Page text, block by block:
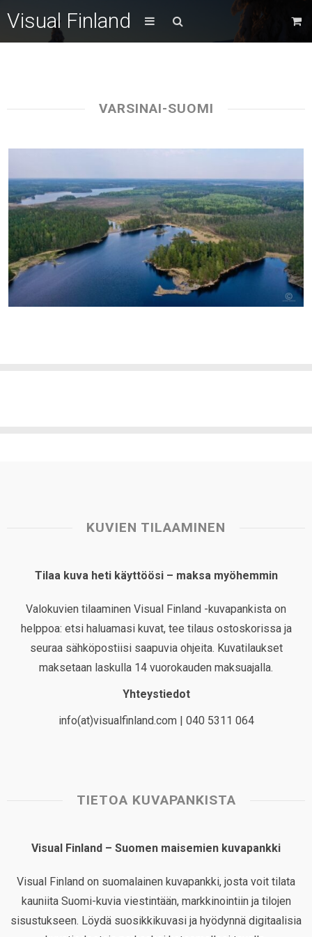
Visual Finland
VARSINAI-SUOMI
KUVIEN TILAAMINEN
Tilaa kuva heti käyttöösi – maksa myöhemmin
Valokuvien tilaaminen Visual Finland -kuvapankista on
helppoa: etsi haluamasi kuvat, tee tilaus ostoskorissa ja
seuraa sähköpostiisi saapuvia ohjeita. Kuvatilaukset
maksetaan laskulla 14 vuorokauden maksuajalla.
Yhteystiedot
info(at)visualfinland.com | 040 5311 064
TIETOA KUVAPANKISTA
Visual Finland – Suomen maisemien kuvapankki
Visual Finland on suomalainen kuvapankki, josta voit tilata
kauniita Suomi-kuvia viestintään, markkinointiin ja tilojen
sisustukseen. Löydä suosikkikuvasi ja hyödynnä digitaalisia